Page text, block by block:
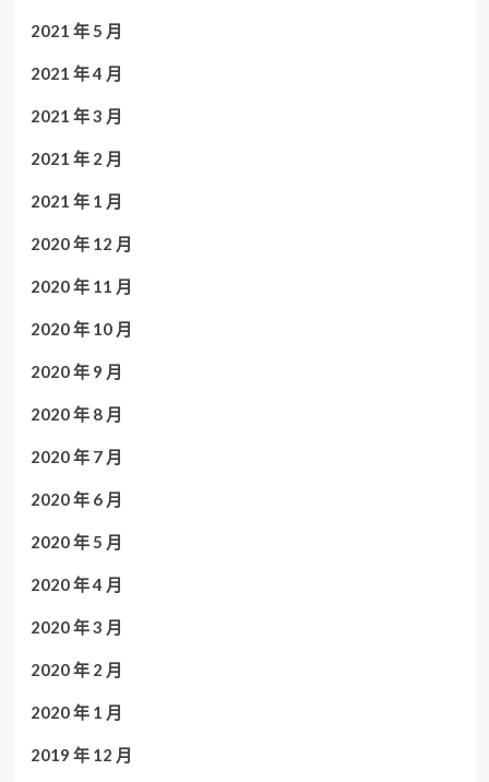
2021 年 5 月
2021 年 4 月
2021 年 3 月
2021 年 2 月
2021 年 1 月
2020 年 12 月
2020 年 11 月
2020 年 10 月
2020 年 9 月
2020 年 8 月
2020 年 7 月
2020 年 6 月
2020 年 5 月
2020 年 4 月
2020 年 3 月
2020 年 2 月
2020 年 1 月
2019 年 12 月